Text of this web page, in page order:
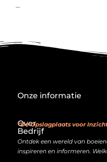
...
Over
Bedrijf
“De Opslagplaats voor
Ontdek een wereld van
inspireren en informeren.
Onze informatie